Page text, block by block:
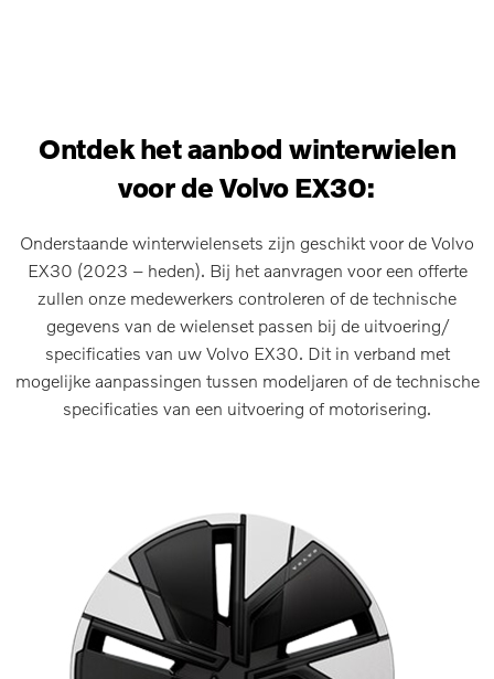
Ontdek het aanbod winterwielen
voor de Volvo EX30:
Onderstaande winterwielensets zijn geschikt voor de Volvo
EX30 (2023 – heden). Bij het aanvragen voor een offerte
zullen onze medewerkers controleren of de technische
gegevens van de wielenset passen bij de uitvoering/
specificaties van uw Volvo EX30. Dit in verband met
mogelijke aanpassingen tussen modeljaren of de technische
specificaties van een uitvoering of motorisering.